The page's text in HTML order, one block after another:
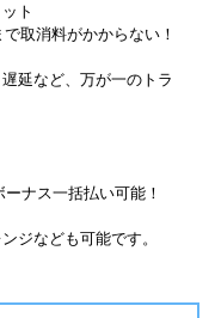
ト
取消料がかからない！
延など、万が一のトラ
ナス一括払い可能！
ジなども可能です。